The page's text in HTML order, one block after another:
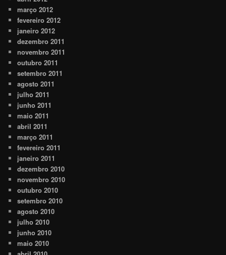
março 2012
fevereiro 2012
janeiro 2012
dezembro 2011
novembro 2011
outubro 2011
setembro 2011
agosto 2011
julho 2011
junho 2011
maio 2011
abril 2011
março 2011
fevereiro 2011
janeiro 2011
dezembro 2010
novembro 2010
outubro 2010
setembro 2010
agosto 2010
julho 2010
junho 2010
maio 2010